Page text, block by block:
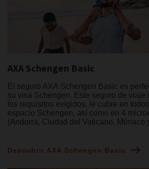
AXA Schengen Basic
El seguro AXA Schengen Basic es
su visa Schengen. Este seguro de viaje
los requisitos exigidos, le cubre en
espacio Schengen, así como en 4
(Andorra, Ciudad del Vaticano, Mónaco
Descubrir AXA Schengen Basic